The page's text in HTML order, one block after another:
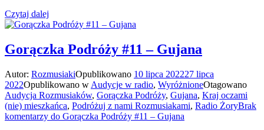
Czytaj dalej
Gorączka Podróży #11 – Gujana
Autor: RozmusiakiOpublikowano 10 lipca 202227 lipca
2022Opublikowano w Audycje w radio, WyróżnioneOtagowano
Audycja Rozmusiaków, Gorączka Podróży, Gujana, Kraj oczami
(nie) mieszkańca, Podróżuj z nami Rozmusiakami, Radio ŻoryBrak
komentarzy do Gorączka Podróży #11 – Gujana